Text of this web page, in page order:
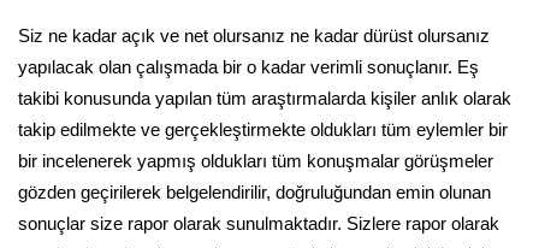
Siz ne kadar açık ve net olursanız ne kadar dürüst olursanız
yapılacak olan çalışmada bir o kadar verimli sonuçlanır. Eş
takibi konusunda yapılan tüm araştırmalarda kişiler anlık olarak
takip edilmekte ve gerçekleştirmekte oldukları tüm eylemler bir
bir incelenerek yapmış oldukları tüm konuşmalar görüşmeler
gözden geçirilerek belgelendirilir, doğruluğundan emin olunan
sonuçlar size rapor olarak sunulmaktadır. Sizlere rapor olarak